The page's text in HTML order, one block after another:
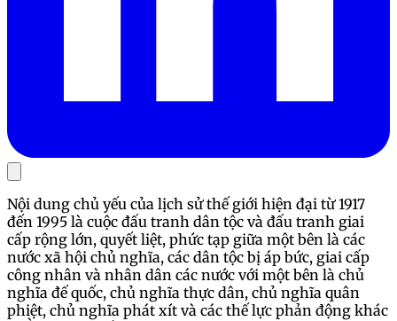
Nội dung chủ yếu của lịch sử thế giới hiện đại từ 1917
đến 1995 là cuộc đấu tranh dân tộc và đấu tranh giai
cấp rộng lớn, quyết liệt, phức tạp giữa một bên là các
nước xã hội chủ nghĩa, các dân tộc bị áp bức, giai cấp
công nhân và nhân dân các nước với một bên là chủ
nghĩa đế quốc, chủ nghĩa thực dân, chủ nghĩa quân
phiệt, chủ nghĩa phát xít và các thế lực phản động khác